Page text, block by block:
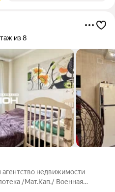
из 8
недвижимости
/Мат.Кап./ Военная